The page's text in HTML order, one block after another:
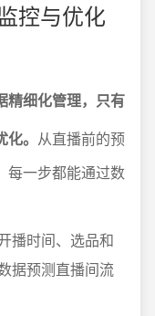
控与优化
精细化管理，只有
。 从直播前的预
每一步都能通过数
播时间、选品和
据预测直播间流